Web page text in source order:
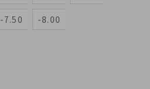
-7.50 -8.00